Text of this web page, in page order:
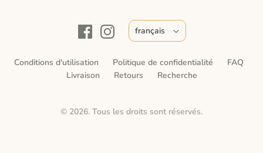
Conditions d'utilisation Politique de confidentialité
FAQ
Livraison
Retours Recherche
© 2026. Tous les droits sont réservés.
français